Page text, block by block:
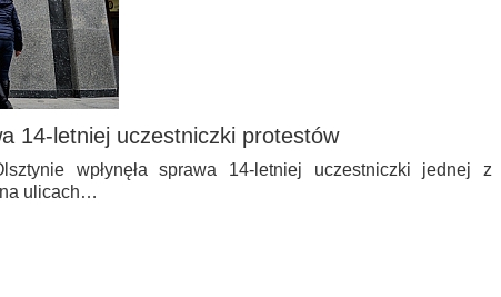
14-letniej uczestniczki protestów
wpłynęła sprawa 14-letniej uczestniczki jednej z
ulicach…